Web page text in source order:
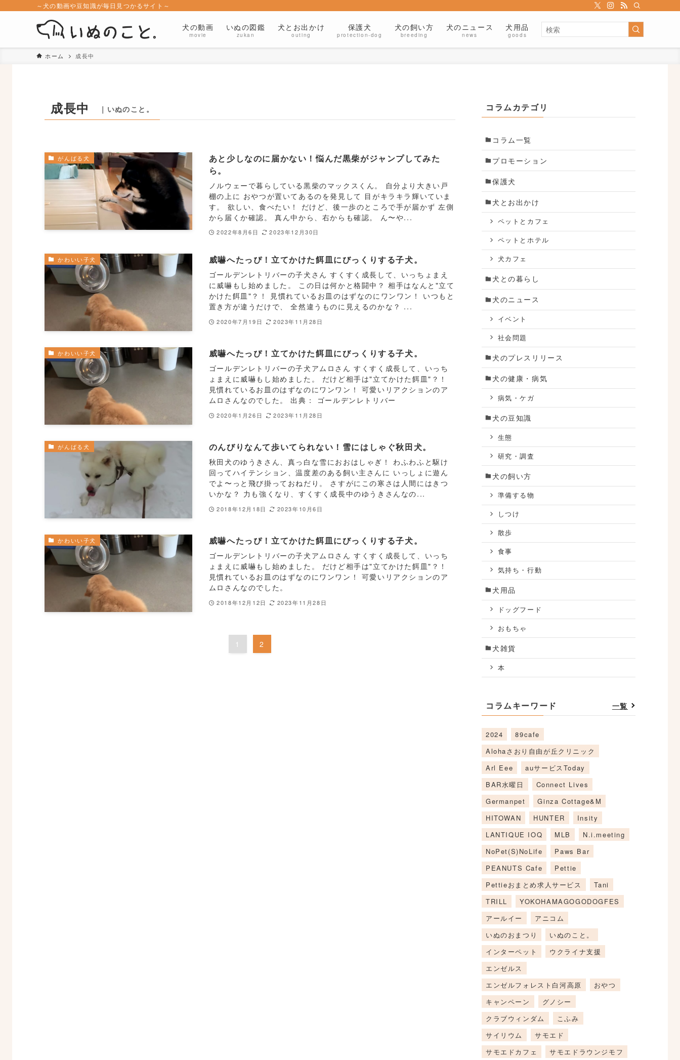
～犬の動画や豆知識が毎日見つかるサイト～
犬の動画
movie
いぬの図鑑
zukan
犬とお出かけ
outing
保護犬
protection-dog
犬の飼い方
breeding
犬のニュース
news
犬用品
goods
ホーム 成長中
成長中 ｜いぬのこと。
がんばる犬
あと少しなのに届かない！悩んだ黒柴がジャンプしてみた
ら。
ノルウェーで暮らしている黒柴のマックスくん。 自分より大きい戸
棚の上に おやつが置いてあるのを発見して 目がキラキラ輝いていま
す。 欲しい、食べたい！ だけど、後一歩のところで手が届かず 左側
から届くか確認。 真ん中から、右からも確認。 ん〜や...
2022年8月6日 2023年12月30日
かわいい子犬 威嚇へたっぴ！立てかけた餌皿にびっくりする子犬。
ゴールデンレトリバーの子犬さん すくすく成長して、いっちょまえ
に威嚇もし始めました。 この日は何かと格闘中？ 相手はなんと"立て
かけた餌皿"？！ 見慣れているお皿のはずなのにワンワン！ いつもと
置き方が違うだけで、 全然違うものに見えるのかな？ ...
2020年7月19日 2023年11月28日
かわいい子犬 威嚇へたっぴ！立てかけた餌皿にびっくりする子犬。
ゴールデンレトリバーの子犬アムロさん すくすく成長して、いっち
ょまえに威嚇もし始めました。 だけど相手は"立てかけた餌皿"？！
見慣れているお皿のはずなのにワンワン！ 可愛いリアクションのア
ムロさんなのでした。 出典： ゴールデンレトリバー
2020年1月26日 2023年11月28日
がんばる犬 のんびりなんて歩いてられない！雪にはしゃぐ秋田犬。
秋田犬のゆうきさん、真っ白な雪におおはしゃぎ！ わふわふと駆け
回ってハイテンション、温度差のある飼い主さんに いっしょに遊ん
でよ〜っと飛び掛っておねだり。 さすがにこの寒さは人間にはきつ
いかな？ 力も強くなり、すくすく成長中のゆうきさんなの...
2018年12月18日 2023年10月6日
かわいい子犬 威嚇へたっぴ！立てかけた餌皿にびっくりする子犬。
ゴールデンレトリバーの子犬アムロさん すくすく成長して、いっち
ょまえに威嚇もし始めました。 だけど相手は"立てかけた餌皿"？！
見慣れているお皿のはずなのにワンワン！ 可愛いリアクションのア
ムロさんなのでした。
2018年12月12日 2023年11月28日
1 2
コラムカテゴリ
コラム一覧
プロモーション
保護犬
犬とお出かけ
ペットとカフェ
ペットとホテル
犬カフェ
犬との暮らし
犬のニュース
イベント
社会問題
犬のプレスリリース
犬の健康・病気
病気・ケガ
犬の豆知識
生態
研究・調査
犬の飼い方
準備する物
しつけ
散歩
食事
気持ち・行動
犬用品
ドッグフード
おもちゃ
犬雑貨
本
コラムキーワード 一覧
2024
89cafe
Alohaさおり自由が丘クリニック
Arl Eee
auサービスToday
BAR水曜日
Connect Lives
Germanpet
Ginza Cottage&M
HITOWAN
HUNTER
Insity
LANTIQUE IOQ
MLB
N.i.meeting
NoPet(S)NoLife
Paws Bar
PEANUTS Cafe
Pettie
Pettieおまとめ求人サービス
Tani
TRILL
YOKOHAMAGOGODOGFES
アールイー
アニコム
いぬのおまつり
いぬのこと。
インターペット
ウクライナ支援
エンゼルス
エンゼルフォレスト白河高原
おやつ
キャンペーン
グノシー
クラブウィンダム
こふみ
サイリウム
サモエド
サモエドカフェ
サモエドラウンジモフ